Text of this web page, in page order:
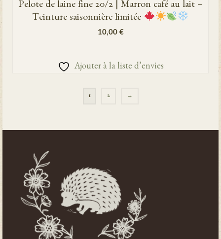
Pelote de laine fine 20/2 | Marron café au lait –
Teinture saisonnière limitée
10,00 €
Ajouter à la liste d’envies
1 2 →